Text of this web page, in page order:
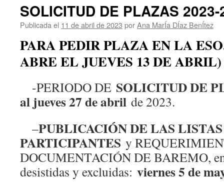
SOLICITUD DE PLAZAS
Publicada el 11 de abril de 2023 porAna MarÍa DÍaz BenÍtez
PARA PEDIR PLAZA EN LA
ABRE EL JUEVES 13 DE ABRIL)
-PERIODO DE SOLICITUD DE
al jueves 27 de abril de 2023.
–PUBLICACIÓN DE LAS
PARTICIPANTES y
DOCUMENTACIÓN DE BAREMO,
desistidas y excluidas: viernes 5 de